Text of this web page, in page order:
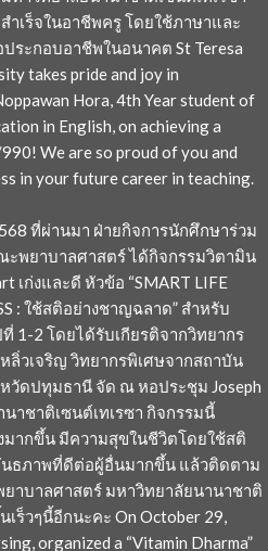
เร็จในอาชีพครู โดยใช้ภาษาและ
ระกอบอาชีพในอนาคต St Teresa
takes pride and joy in
Hora, 4th Year student of
in English, on achieving a
We are so proud of you and
in your future career in teaching.
ที่ผ่านมา ฝ่ายกิจการนักศึกษาร่วม
พยาบาลศาสตร์ ได้กิจกรรมวิตามิน
เก่งและดี หัวข้อ “SMART LIFE
: ใช้สติอย่างชาญฉลาด” สำหรับ
1-2 โดยได้รับเกียรติจากวิทยากร
ลิ่วเจริญ วิทยากรพิเศษจากสถาบัน
วัดปทุมธานี จัด ณ หอประชุม Joseph
าชาติเซนต์เทเรซา กิจกรรมนี้
มากขึ้น มีความสุขในชีวิตโดยใช้สติ
ธภาพที่ดีต่อผู้อื่นมากขึ้น แล้วติดตาม
าบาลศาสตร์ มหาวิทยาลัยนานาชาติ
เร็วๆนี้อีกนะคะ On October 29,
organized a “Vitamin Dharma”